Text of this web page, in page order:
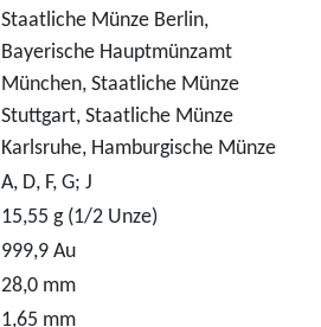
Staatliche Münze Berlin,
Bayerische Hauptmünzamt
München, Staatliche Münze
Stuttgart, Staatliche Münze
Karlsruhe, Hamburgische Münze
A, D, F, G; J
15,55 g (1/2 Unze)
999,9 Au
28,0 mm
1,65 mm